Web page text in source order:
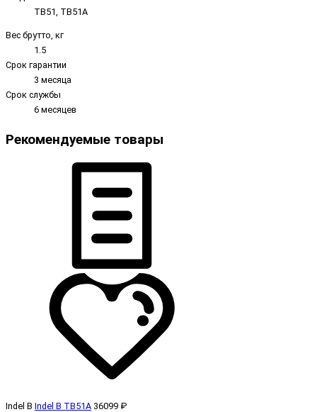
TB51, TB51A
Вес брутто, кг
1.5
Срок гарантии
3 месяца
Срок службы
6 месяцев
Рекомендуемые товары
Indel B Indel B TB51A 36099 ₽